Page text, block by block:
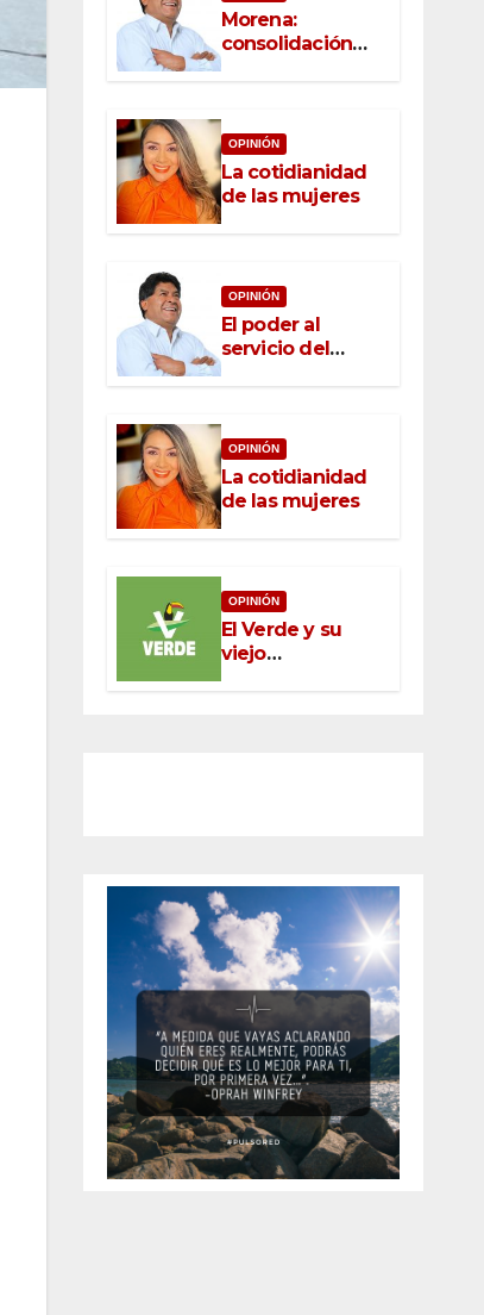
Morena:
consolidación
con raíz, rumbo
OPINIÓN
La cotidianidad
de las mujeres
OPINIÓN
El poder al
servicio del
pueblo: la nueva
México
OPINIÓN
La cotidianidad
de las mujeres
OPINIÓN
El Verde y su
viejo
oportunismo